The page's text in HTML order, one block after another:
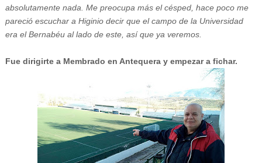
absolutamente nada. Me preocupa más el césped, hace poco me
pareció escuchar a Higinio decir que el campo de la Universidad
era el Bernabéu al lado de este, así que ya veremos.
Fue dirigirte a Membrado en Antequera y empezar a fichar.